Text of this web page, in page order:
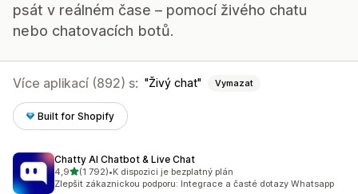
psát v reálném čase – pomocí živého chatu
nebo chatovacích botů.
Více aplikací (892) s: Živý chat Vymazat
Built for Shopify
Chatty AI Chatbot & Live Chat
4,9z 5 hvězd
(1 792)
Celkový počet recenzí: 1792
•K dispozici je bezplatný plán
Zlepšit zákaznickou podporu: Integrace a časté dotazy Whatsapp